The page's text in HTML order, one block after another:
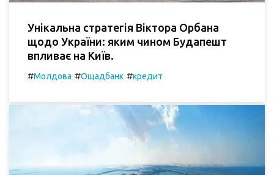
Унікальна стратегія Віктора Орбана
щодо України: яким чином Будапешт
впливає на Київ.
#Молдова #Ощадбанк #кредит